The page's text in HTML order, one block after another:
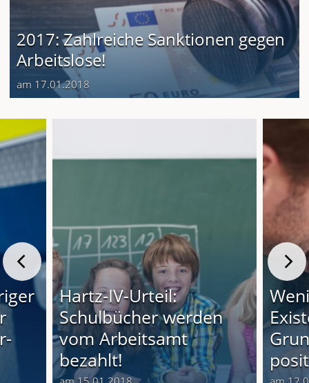
2017: Zahlreiche Sanktionen gegen
Arbeitslose!
am 17.01.2018
Hartz-IV-Urteil:
Schulbücher werden
vom Arbeitsamt
bezahlt!